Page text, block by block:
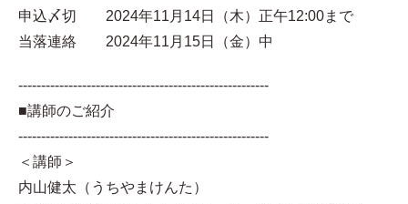
申込〆切 2024年11月14日（木）正午12:00まで
当落連絡 2024年11月15日（金）中
-------------------------------------------------------
■講師のご紹介
-------------------------------------------------------
＜講師＞
内山健太（うちやまけんた）